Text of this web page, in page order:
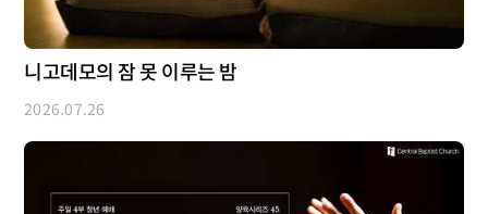
니고데모의 잠 못 이루는 밤
2026.07.26